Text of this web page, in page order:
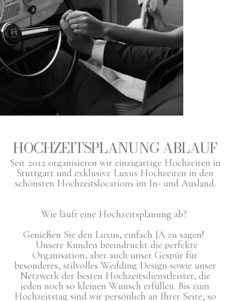
HOCHZEITSPLANUNG ABLAUF
Seit 2012 organisieren wir einzigartige Hochzeiten in
Stuttgart und exklusive Luxus Hochzeiten in den
schönsten Hochzeitslocations im In- und Ausland.
Wie läuft eine Hochzeitsplanung ab?
Genießen Sie den Luxus, einfach JA zu sagen!
Unsere Kunden beeindruckt die perfekte
Organisation, aber auch unser Gespür für
besonderes, stilvolles Wedding Design sowie unser
Netzwerk der besten Hochzeitsdienstleister, die
jeden noch so kleinen Wunsch erfüllen. Bis zum
Hochzeitstag sind wir persönlich an Ihrer Seite, so